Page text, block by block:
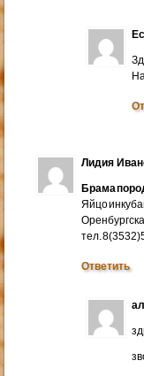
Лидия
Брама
Яйцо
тел.
Ответить